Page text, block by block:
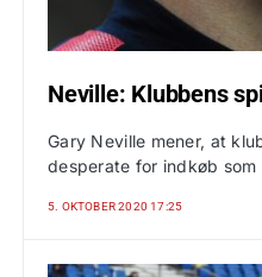
Neville: Klubbens
Gary Neville mener, at
desperate for indkøb som
5. OKTOBER 2020 17:25